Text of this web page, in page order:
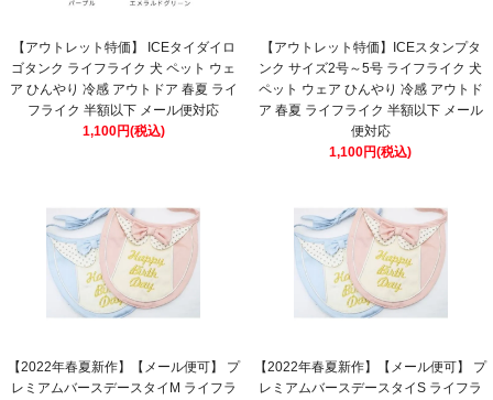
【アウトレット特価】 ICEタイダイロ
ゴタンク ライフライク 犬 ペット ウェ
ア ひんやり 冷感 アウトドア 春夏 ライ
フライク 半額以下 メール便対応
1,100円(税込)
【アウトレット特価】ICEスタンプタ
ンク サイズ2号～5号 ライフライク 犬
ペット ウェア ひんやり 冷感 アウトド
ア 春夏 ライフライク 半額以下 メール
便対応
1,100円(税込)
【2022年春夏新作】【メール便可】 プ
レミアムバースデースタイM ライフラ
【2022年春夏新作】【メール便可】 プ
レミアムバースデースタイS ライフラ